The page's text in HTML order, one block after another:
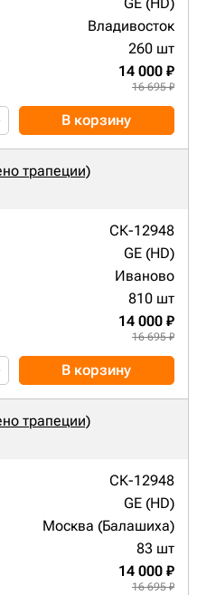
Владивосток
260 шт
14 000 ₽
16 695 ₽
В корзину
трапеции)
СК-12948
GE (HD)
Иваново
810 шт
14 000 ₽
16 695 ₽
В корзину
трапеции)
СК-12948
GE (HD)
Москва (Балашиха)
83 шт
14 000 ₽
16 695 ₽